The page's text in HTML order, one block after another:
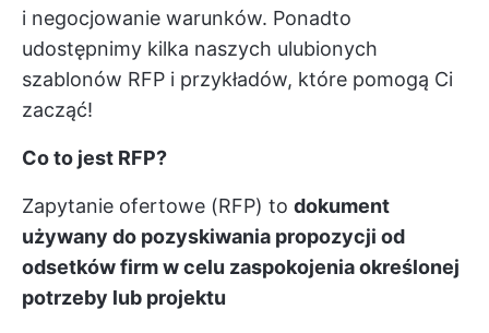
i negocjowanie warunków. Ponadto
udostępnimy kilka naszych ulubionych
szablonów RFP i przykładów, które pomogą Ci
zacząć!
Co to jest RFP?
Zapytanie ofertowe (RFP) to dokument
używany do pozyskiwania propozycji od
odsetków firm w celu zaspokojenia określonej
potrzeby lub projektu